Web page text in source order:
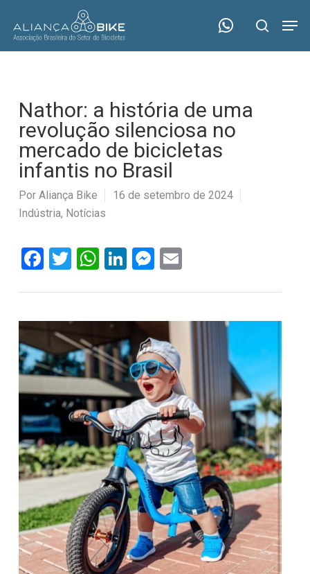
main
search
Nathor: a história de uma
revolução silenciosa no
mercado de bicicletas
infantis no Brasil
Por Aliança Bike
16 de setembro de 2024
Indústria, Notícias
Facebook
Twitter
WhatsApp
LinkedIn
Messenger
Email